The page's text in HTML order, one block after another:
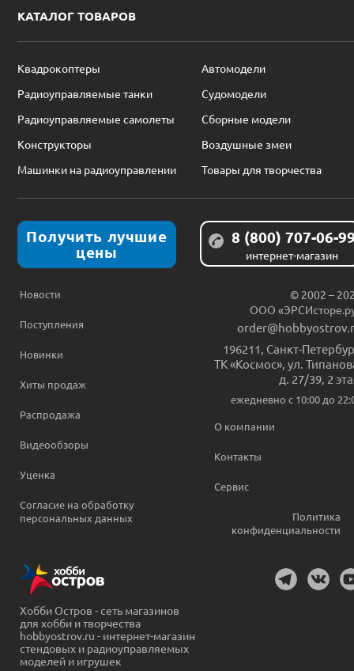
КАТАЛОГ ТОВАРОВ
Квадрокоптеры
Автомодели
Радиоуправляемые танки
Судомодели
Радиоуправляемые самолеты
Сборные модели
Конструкторы
Воздушные змеи
Машинки на радиоуправлении
Товары для творчества
Получить лучшие
цены
8 (800) 707-06-
интернет-магазин
Новости
Поступления
Новинки
Хиты продаж
Распродажа
Видеообзоры
Уценка
Согласие на обработку
персональных данных
© 2002 –
ООО
196211, Санкт-
ТК «Космос», ул.
д. 27/39, 2
ежедневно c 10:00 до
О компании
Контакты
Сервис
Политика
конфиденциальности
Хобби Остров - сеть магазинов
для хобби и творчества
hobbyostrov.ru - интернет-магазин
стендовых и радиоуправляемых
моделей и игрушек